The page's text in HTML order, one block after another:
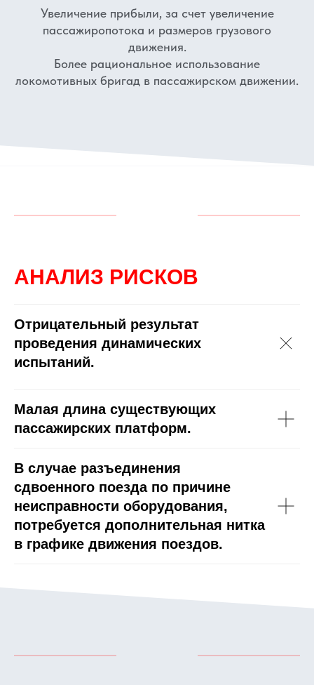
Увеличение прибыли, за счет увеличение
пассажиропотока и размеров грузового
движения.
Более рациональное использование
локомотивных бригад в пассажирском движении.
АНАЛИЗ РИСКОВ
Отрицательный результат
проведения динамических
испытаний.
Малая длина существующих
пассажирских платформ.
В случае разъединения
сдвоенного поезда по причине
неисправности оборудования,
потребуется дополнительная нитка
в графике движения поездов.